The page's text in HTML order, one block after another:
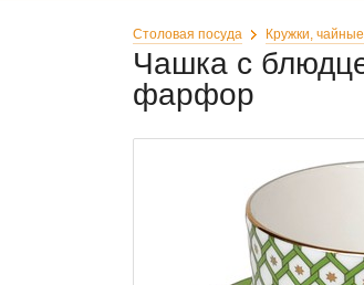
Столовая посуда Кружки,
Чашка с
фарфор